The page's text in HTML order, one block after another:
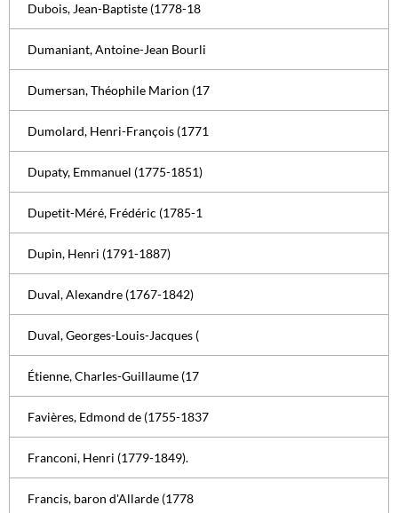
Dubois, Jean-Baptiste (1778-18
Dumaniant, Antoine-Jean Bourli
Dumersan, Théophile Marion (17
Dumolard, Henri-François (1771
Dupaty, Emmanuel (1775-1851)
Dupetit-Méré, Frédéric (1785-1
Dupin, Henri (1791-1887)
Duval, Alexandre (1767-1842)
Duval, Georges-Louis-Jacques (
Étienne, Charles-Guillaume (17
Favières, Edmond de (1755-1837
Franconi, Henri (1779-1849).
Francis, baron d'Allarde (1778